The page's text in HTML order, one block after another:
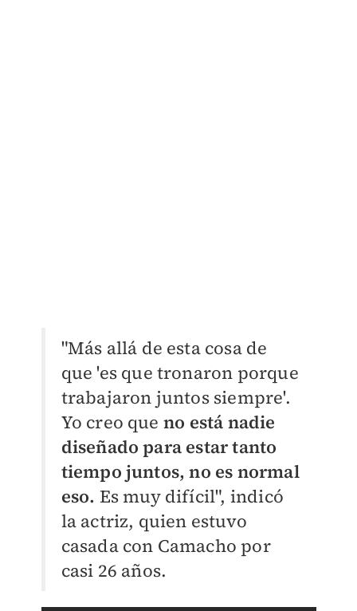
"Más allá de esta cosa de
que 'es que tronaron porque
trabajaron juntos siempre'.
Yo creo que no está nadie
diseñado para estar tanto
tiempo juntos, no es normal
eso. Es muy difícil", indicó
la actriz, quien estuvo
casada con Camacho por
casi 26 años.